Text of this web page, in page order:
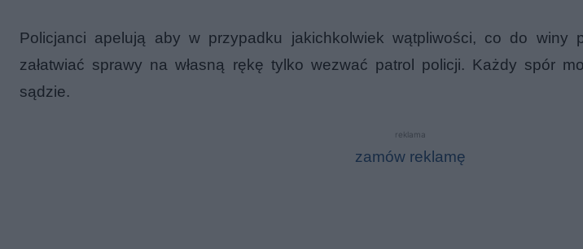
Policjanci apelują aby w przypadku jakichkolwiek wątpliwości, co do winy
załatwiać sprawy na własną rękę tylko wezwać patrol policji. Każdy spór
sądzie.
reklama
zamów reklamę